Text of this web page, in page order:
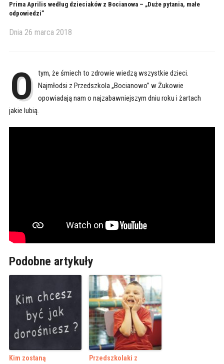
Prima Aprilis według dzieciaków z Bocianowa – „Duże pytania, małe
odpowiedzi”
Dnia 26 marca 2018
O tym, że śmiech to zdrowie wiedzą wszystkie dzieci.
Najmłodsi z Przedszkola „Bocianowo” w Żukowie
opowiadają nam o najzabawniejszym dniu roku i żartach
jakie lubią.
Podobne artykuły
Kim zostaną
Przedszkolaki z